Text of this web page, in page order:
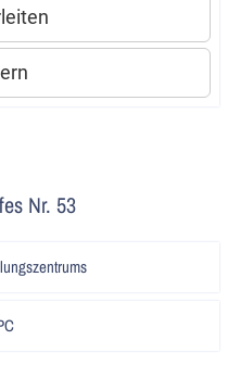
Nr. 53